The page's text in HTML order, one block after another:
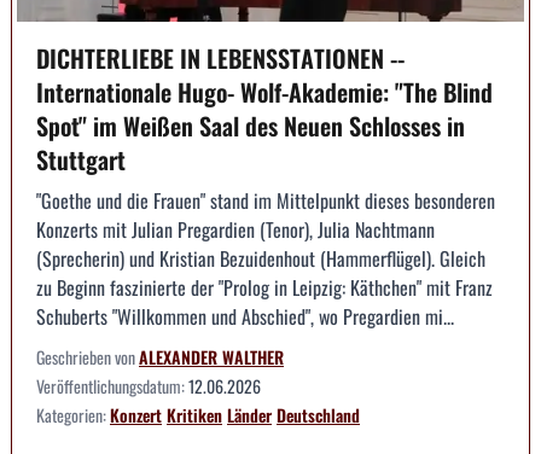
DICHTERLIEBE IN LEBENSSTATIONEN --
Internationale Hugo- Wolf-Akademie: "The Blind
Spot" im Weißen Saal des Neuen Schlosses in
Stuttgart
"Goethe und die Frauen" stand im Mittelpunkt dieses besonderen
Konzerts mit Julian Pregardien (Tenor), Julia Nachtmann
(Sprecherin) und Kristian Bezuidenhout (Hammerflügel). Gleich
zu Beginn faszinierte der "Prolog in Leipzig: Käthchen" mit Franz
Schuberts "Willkommen und Abschied", wo Pregardien mi...
Geschrieben vonALEXANDER WALTHER
Veröffentlichungsdatum:12.06.2026
Kategorien:KonzertKritikenLänderDeutschland